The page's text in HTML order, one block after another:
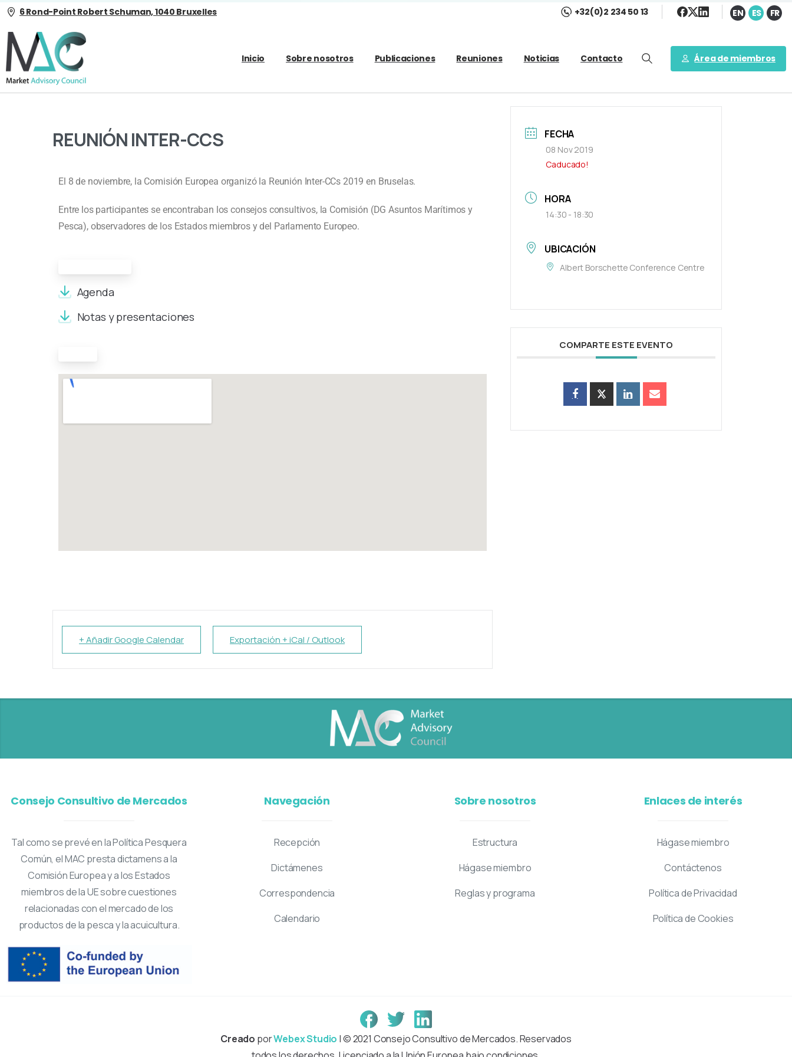
6 Rond-Point Robert Schuman, 1040 Bruxelles +32(0)2 234 50 13 EN ES FR
Inicio Sobre nosotros Publicaciones Reuniones Noticias Contacto Área de miembros
REUNIÓN INTER-CCS
El 8 de noviembre, la Comisión Europea organizó la Reunión Inter-CCs 2019 en Bruselas.
Entre los participantes se encontraban los consejos consultivos, la Comisión (DG Asuntos Marítimos y
Pesca), observadores de los Estados miembros y del Parlamento Europeo.
Agenda
Notas y presentaciones
+ Añadir Google Calendar Exportación + iCal / Outlook
FECHA
08 Nov 2019
Caducado!
HORA
14:30 - 18:30
UBICACIÓN
Albert Borschette Conference Centre
COMPARTE ESTE EVENTO
Consejo Consultivo de Mercados
Tal como se prevé en la Política Pesquera
Común, el MAC presta dictamens a la
Comisión Europea y a los Estados
miembros de la UE sobre cuestiones
relacionadas con el mercado de los
productos de la pesca y la acuicultura.
Navegación
Recepción
Dictámenes
Correspondencia
Calendario
Sobre nosotros
Estructura
Hágase miembro
Reglas y programa
Enlaces de interés
Hágase miembro
Contáctenos
Política de Privacidad
Política de Cookies
Creado porWebex Studio | © 2021 Consejo Consultivo de Mercados. Reservados